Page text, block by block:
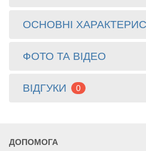
ОСНОВНІ
ФОТО ТА ВІДЕО
ВІДГУКИ 0
ДОПОМОГА